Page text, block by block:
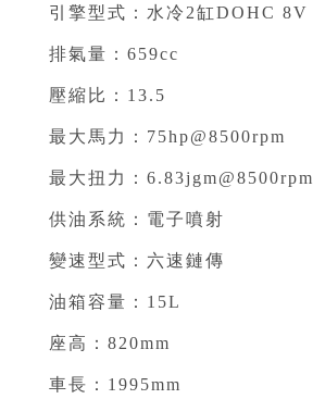
引擎型式：水冷2缸DOHC 8V⁣
排氣量：659cc⁣
壓縮比：13.5⁣
最大馬力：75hp@8500rpm⁣
最大扭力：6.83jgm@8500rpm⁣
供油系統：電子噴射⁣
變速型式：六速鏈傳⁣
油箱容量：15L⁣
座高：820mm⁣
車長：1995mm⁣